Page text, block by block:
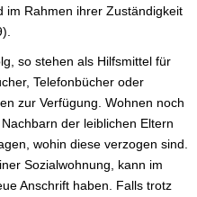
im Rahmen ihrer Zuständigkeit
so stehen als Hilfsmittel für
Telefonbücher oder
zur Verfügung. Wohnen noch
der leiblichen Eltern
wohin diese verzogen sind.
Sozialwohnung, kann im
Anschrift haben. Falls trotz